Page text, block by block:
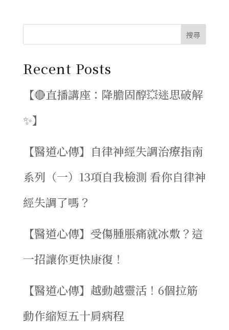
搜尋
Recent Posts
【🔴直播講座：降膽固醇💥迷思破解
✨】
【醫道心傳】自律神經失調治療指南
系列（一）13項自我檢測 看你自律神
經失調了嗎？
【醫道心傳】受傷腫脹痛就冰敷？這
一招讓你更快康復！
【醫道心傳】越動越靈活！6個拉筋
動作縮短五十肩病程